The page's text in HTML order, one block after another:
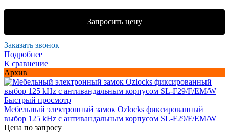
Запросить цену
Заказать звонок
Подробнее
К сравнение
Архив
Быстрый просмотр
Мебельный электронный замок Ozlocks фиксированный
выбор 125 kHz с антивандальным корпусом SL-F29/F/EM/W
Цена по запросу